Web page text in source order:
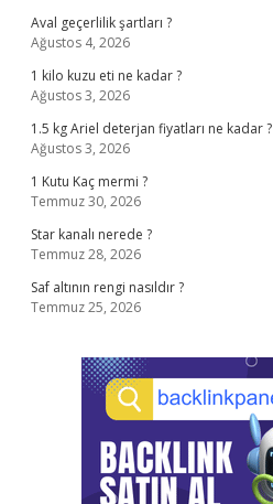
Aval geçerlilik şartları ?
Ağustos 4, 2026
1 kilo kuzu eti ne kadar ?
Ağustos 3, 2026
1.5 kg Ariel deterjan fiyatları ne kadar ?
Ağustos 3, 2026
1 Kutu Kaç mermi ?
Temmuz 30, 2026
Star kanalı nerede ?
Temmuz 28, 2026
Saf altının rengi nasıldır ?
Temmuz 25, 2026